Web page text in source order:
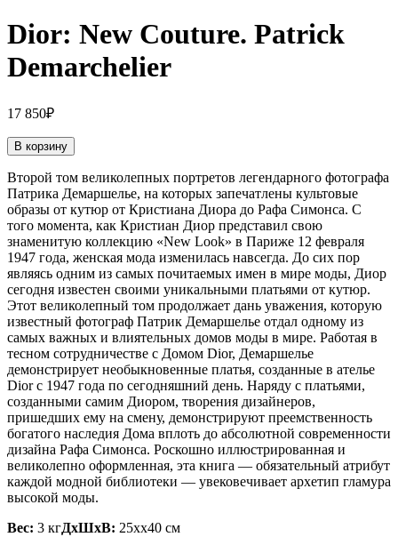
Dior: New Couture. Patrick
Demarchelier
17 850₽
В корзину
Второй том великолепных портретов легендарного фотографа
Патрика Демаршелье, на которых запечатлены культовые
образы от кутюр от Кристиана Диора до Рафа Симонса. С
того момента, как Кристиан Диор представил свою
знаменитую коллекцию «New Look» в Париже 12 февраля
1947 года, женская мода изменилась навсегда. До сих пор
являясь одним из самых почитаемых имен в мире моды, Диор
сегодня известен своими уникальными платьями от кутюр.
Этот великолепный том продолжает дань уважения, которую
известный фотограф Патрик Демаршелье отдал одному из
самых важных и влиятельных домов моды в мире. Работая в
тесном сотрудничестве с Домом Dior, Демаршелье
демонстрирует необыкновенные платья, созданные в ателье
Dior с 1947 года по сегодняшний день. Наряду с платьями,
созданными самим Диором, творения дизайнеров,
пришедших ему на смену, демонстрируют преемственность
богатого наследия Дома вплоть до абсолютной современности
дизайна Рафа Симонса. Роскошно иллюстрированная и
великолепно оформленная, эта книга — обязательный атрибут
каждой модной библиотеки — увековечивает архетип гламура
высокой моды.
Вес: 3 кгДxШxВ: 25xx40 см